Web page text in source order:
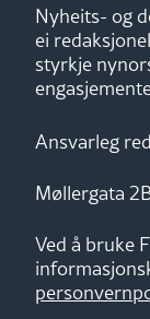
Nyheits- og
ei
styrkje
Ansvarleg
Møllergata
Ved å bruke